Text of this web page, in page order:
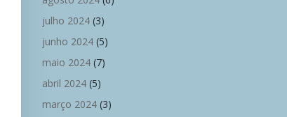
julho 2024 (3)
junho 2024 (5)
maio 2024 (7)
abril 2024 (5)
março 2024 (3)